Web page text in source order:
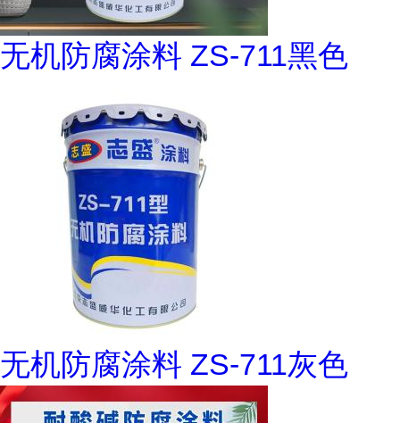
无机防腐涂料 ZS-711黑色
无机防腐涂料 ZS-711灰色